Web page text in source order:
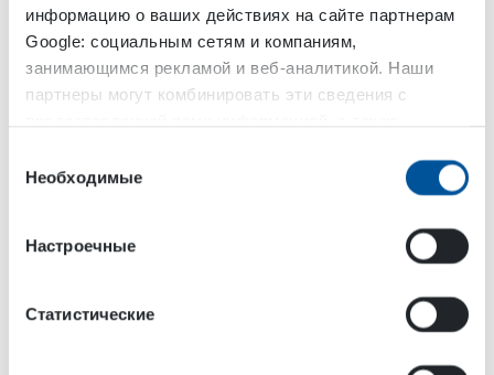
информацию о ваших действиях на сайте партнерам
Google: социальным сетям и компаниям,
занимающимся рекламой и веб-аналитикой. Наши
партнеры могут комбинировать эти сведения с
вами их сервисов.
согласия
Необходимые
Настроечные
Статистические
Мини-погрузчики
Погрузчики
Отрасли применения
Аренда